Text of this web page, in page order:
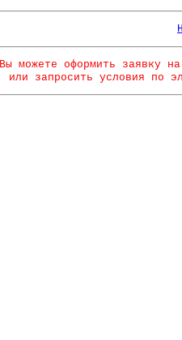
Вы можете оформить заявку
или запросить условия по